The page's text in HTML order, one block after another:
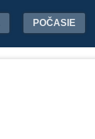
POČASIE